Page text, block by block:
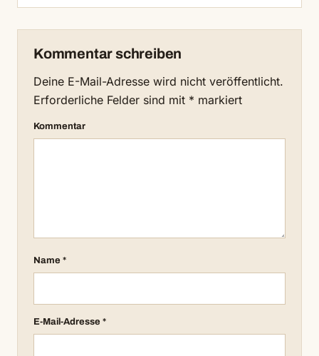
Kommentar schreiben
Deine E-Mail-Adresse wird nicht veröffentlicht.
Erforderliche Felder sind mit * markiert
Kommentar
Name *
E-Mail-Adresse *